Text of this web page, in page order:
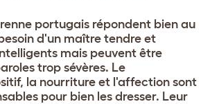
portugais répondent bien au
d'un maître tendre et
mais peuvent être
trop sévères. Le
la nourriture et l'affection sont
pour bien les dresser. Leur